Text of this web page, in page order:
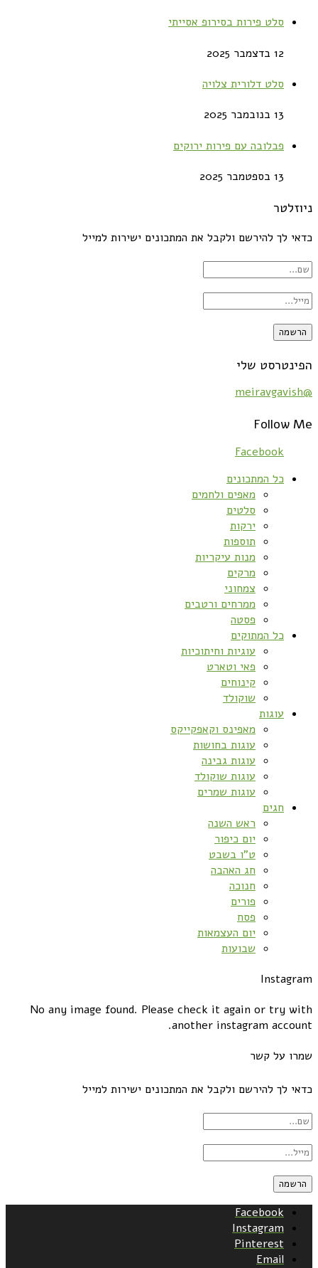
סלט פירות בסירופ אסייתי
12 בדצמבר 2025
סלט דלורית צלויה
13 בנובמבר 2025
פבלובה עם פירות ירוקים
13 בספטמבר 2025
ניוזלטר
כדאי לך להירשם ולקבל את המתכונים ישירות למייל
הפינטרסט שלי
@meiravgavish
Follow Me
Facebook
כל המתכונים
מאפים ולחמים
סלטים
ירקות
תוספות
מנות עיקריות
מרקים
צמחוני
ממרחים ורטבים
פסטה
כל המתוקים
עוגיות וחיתוכיות
פאי וטארט
קינוחים
שוקולד
עוגות
מאפינס וקאפקייקס
עוגות בחושות
עוגות גבינה
עוגות שוקולד
עוגות שמרים
חגים
ראש השנה
יום כיפור
ט”ו בשבט
חג האהבה
חנוכה
פורים
פסח
יום העצמאות
שבועות
Instagram
No any image found. Please check it again or try with
another instagram account.
שמרו על קשר
כדאי לך להירשם ולקבל את המתכונים ישירות למייל
Facebook
Instagram
Pinterest
Email